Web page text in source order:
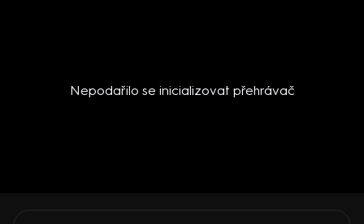
Nepodařilo se inicializovat přehrávač